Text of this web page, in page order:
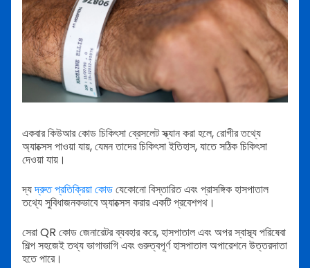
একবারকিউআর কোড চিকিৎসা ব্রেসলেটস্ক্যান করা হলে, রোগীর তথ্যে
অ্যাক্সেস পাওয়া যায়, যেমন তাদের চিকিৎসা ইতিহাস, যাতে সঠিক চিকিৎসা
দেওয়া যায়।
দ্যদ্রুত প্রতিক্রিয়া কোডযেকোনো বিস্তারিত এবং প্রাসঙ্গিক হাসপাতাল
তথ্যে সুবিধাজনকভাবে অ্যাক্সেস করার একটি প্রবেশপথ।
সেরা QR কোড জেনারেটর ব্যবহার করে, হাসপাতাল এবং অপর স্বাস্থ্য পরিষেবা
শিল্প সহজেই তথ্য ভাগাভাগি এবং গুরুত্বপূর্ণ হাসপাতাল অপারেশনে উত্তরদাতা
হতে পারে।